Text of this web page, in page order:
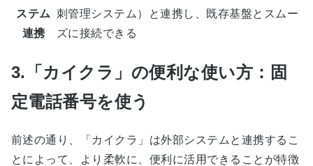
ステム
連携
刺管理システム）と連携し、既存基盤とスムー
ズに接続できる
3.「カイクラ」の便利な使い方：固
定電話番号を使う
前述の通り、「カイクラ」は外部システムと連携するこ
とによって、より柔軟に、便利に活用できることが特徴